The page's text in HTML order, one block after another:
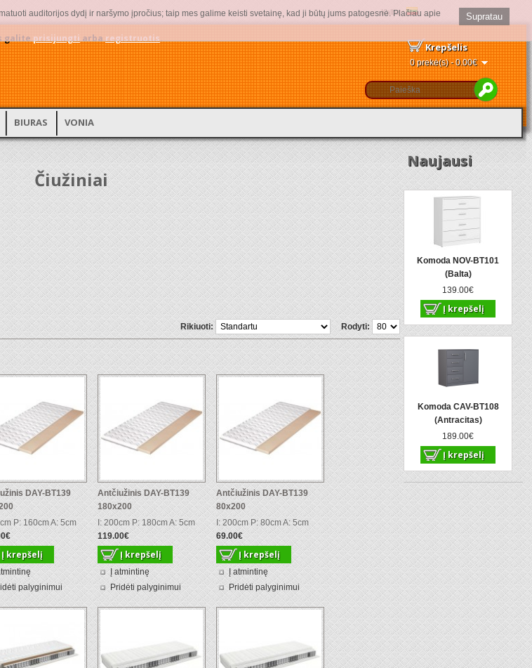
Kalba :
Krepšelis
0 prekė(s) - 0.00€
galiteprisijungtiarbaregistruotis.
BIURAS VONIA
Naujausi
Komoda NOV-BT101
(Balta)
139.00€
Komoda CAV-BT108
(Antracitas)
189.00€
Čiužiniai
Rodyti:
Rikiuoti:
DAY-BT139
P: 160cm A: 5cm
palyginimui
Antčiužinis DAY-BT139
180x200
I: 200cm P: 180cm A: 5cm
119.00€
Į atmintinę
Pridėti palyginimui
Antčiužinis DAY-BT139
80x200
I: 200cm P: 80cm A: 5cm
69.00€
Į atmintinę
Pridėti palyginimui
Supratau
auditorijos dydį ir naršymo įpročius; taip mes galime keisti svetainę, kad ji būtų jums patogesnė. Plačiau apie